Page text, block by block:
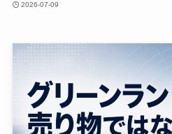
2026-07-09